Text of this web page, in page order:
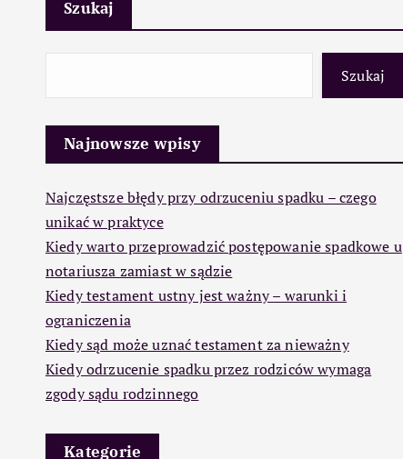
Szukaj
Szukaj
Najnowsze wpisy
Najczęstsze błędy przy odrzuceniu spadku – czego
unikać w praktyce
Kiedy warto przeprowadzić postępowanie spadkowe u
notariusza zamiast w sądzie
Kiedy testament ustny jest ważny – warunki i
ograniczenia
Kiedy sąd może uznać testament za nieważny
Kiedy odrzucenie spadku przez rodziców wymaga
zgody sądu rodzinnego
Kategorie